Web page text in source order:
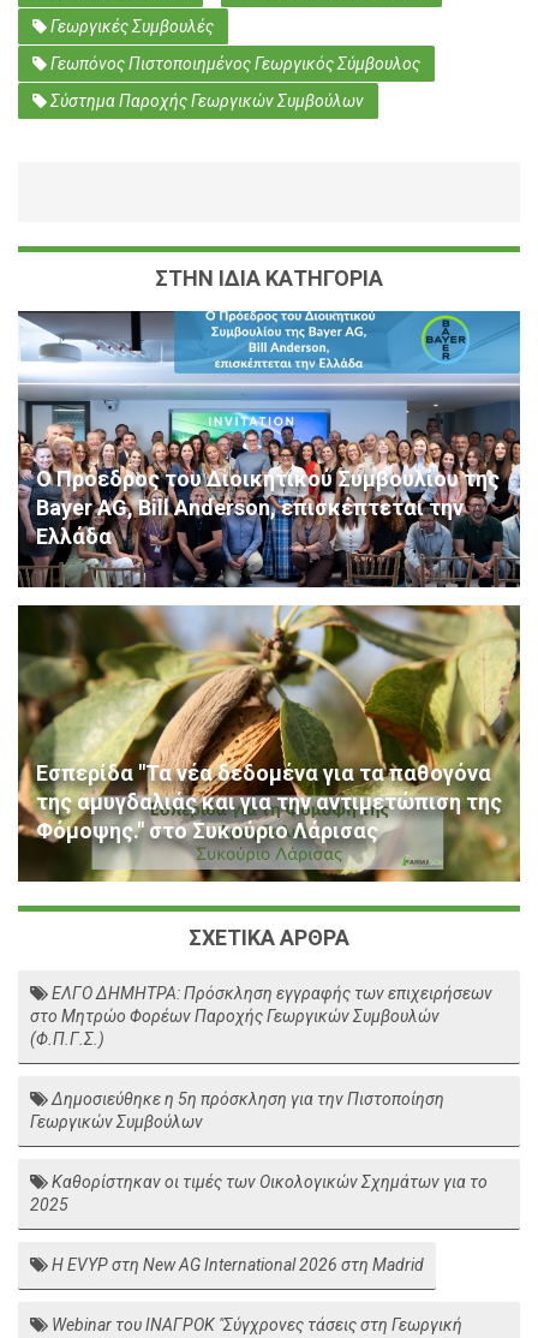
Γεωργικές Συμβουλές
Γεωπόνος Πιστοποιημένος Γεωργικός Σύμβουλος
Σύστημα Παροχής Γεωργικών Συμβούλων
ΣΤΗΝ ΙΔΙΑ ΚΑΤΗΓΟΡΙΑ
Ο Πρόεδρος του Διοικητικού Συμβουλίου της
Bayer AG, Bill Anderson, επισκέπτεται την
Ελλάδα
Εσπερίδα "Τα νέα δεδομένα για τα παθογόνα
της αμυγδαλιάς και για την αντιμετώπιση της
Φόμοψης." στο Συκούριο Λάρισας
ΣΧΕΤΙΚΑ ΑΡΘΡΑ
ΕΛΓΟ ΔΗΜΗΤΡΑ: Πρόσκληση εγγραφής των επιχειρήσεων
στο Μητρώο Φορέων Παροχής Γεωργικών Συμβουλών
(Φ.Π.Γ.Σ.)
Δημοσιεύθηκε η 5η πρόσκληση για την Πιστοποίηση
Γεωργικών Συμβούλων
Καθορίστηκαν οι τιμές των Οικολογικών Σχημάτων για το
2025
Η EVYP στη New AG International 2026 στη Madrid
Webinar του ΙΝΑΓΡΟΚ "Σύγχρονες τάσεις στη Γεωργική